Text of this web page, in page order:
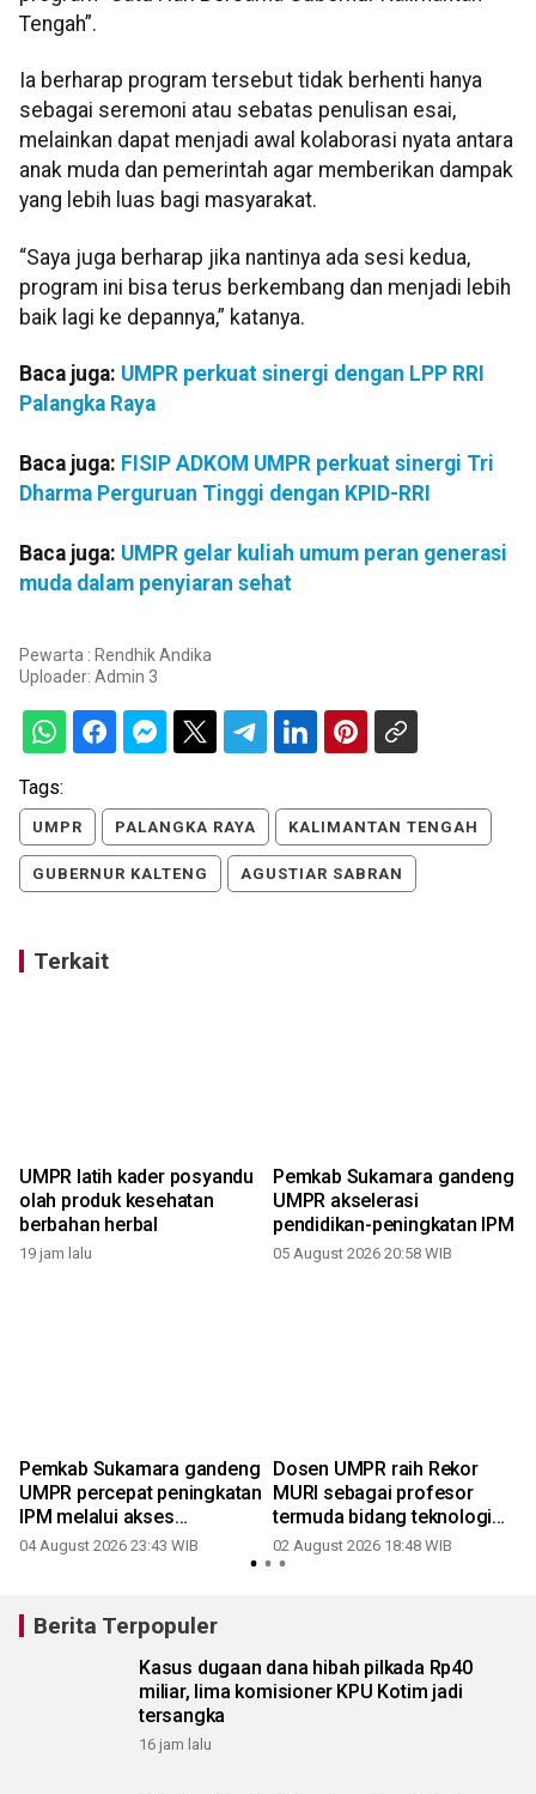
Tengah”.
Ia berharap program tersebut tidak berhenti hanya
sebagai seremoni atau sebatas penulisan esai,
melainkan dapat menjadi awal kolaborasi nyata antara
anak muda dan pemerintah agar memberikan dampak
yang lebih luas bagi masyarakat.
“Saya juga berharap jika nantinya ada sesi kedua,
program ini bisa terus berkembang dan menjadi lebih
baik lagi ke depannya,” katanya.
Baca juga: UMPR perkuat sinergi dengan LPP RRI
Palangka Raya
Baca juga: FISIP ADKOM UMPR perkuat sinergi Tri
Dharma Perguruan Tinggi dengan KPID-RRI
Baca juga: UMPR gelar kuliah umum peran generasi
muda dalam penyiaran sehat
Pewarta : Rendhik Andika
Uploader: Admin 3
Tags:
UMPR PALANGKA RAYA KALIMANTAN TENGAH
GUBERNUR KALTENG AGUSTIAR SABRAN
Terkait
UMPR latih kader posyandu
olah produk kesehatan
berbahan herbal
19 jam lalu
Pemkab Sukamara gandeng
UMPR akselerasi
pendidikan-peningkatan IPM
05 August 2026 20:58 WIB
Pemkab Sukamara gandeng
UMPR percepat peningkatan
IPM melalui akses
pendidikan
04 August 2026 23:43 WIB
Dosen UMPR raih Rekor
MURI sebagai profesor
termuda bidang teknologi
pendidikan
02 August 2026 18:48 WIB
Berita Terpopuler
Kasus dugaan dana hibah pilkada Rp40
miliar, lima komisioner KPU Kotim jadi
tersangka
16 jam lalu